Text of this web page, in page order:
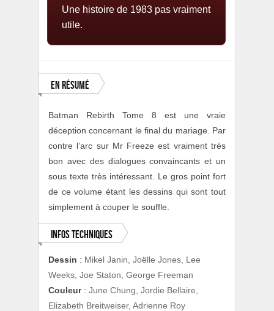
Une histoire de 1983 pas vraiment
utile.
En résumé
Batman Rebirth Tome 8 est une vraie
déception concernant le final du mariage. Par
contre l’arc sur Mr Freeze est vraiment très
bon avec des dialogues convaincants et un
sous texte très intéressant. Le gros point fort
de ce volume étant les dessins qui sont tout
simplement à couper le souffle.
Infos techniques
Dessin : Mikel Janin, Joëlle Jones, Lee
Weeks, Joe Staton, George Freeman
Couleur: June Chung, Jordie Bellaire,
Elizabeth Breitweiser, Adrienne Roy